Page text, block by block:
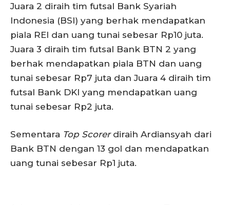
Juara 2 diraih tim futsal Bank Syariah
Indonesia (BSI) yang berhak mendapatkan
piala REI dan uang tunai sebesar Rp10 juta.
Juara 3 diraih tim futsal Bank BTN 2 yang
berhak mendapatkan piala BTN dan uang
tunai sebesar Rp7 juta dan Juara 4 diraih tim
futsal Bank DKI yang mendapatkan uang
tunai sebesar Rp2 juta.
Sementara Top Scorerdiraih Ardiansyah dari
Bank BTN dengan 13 gol dan mendapatkan
uang tunai sebesar Rp1 juta.